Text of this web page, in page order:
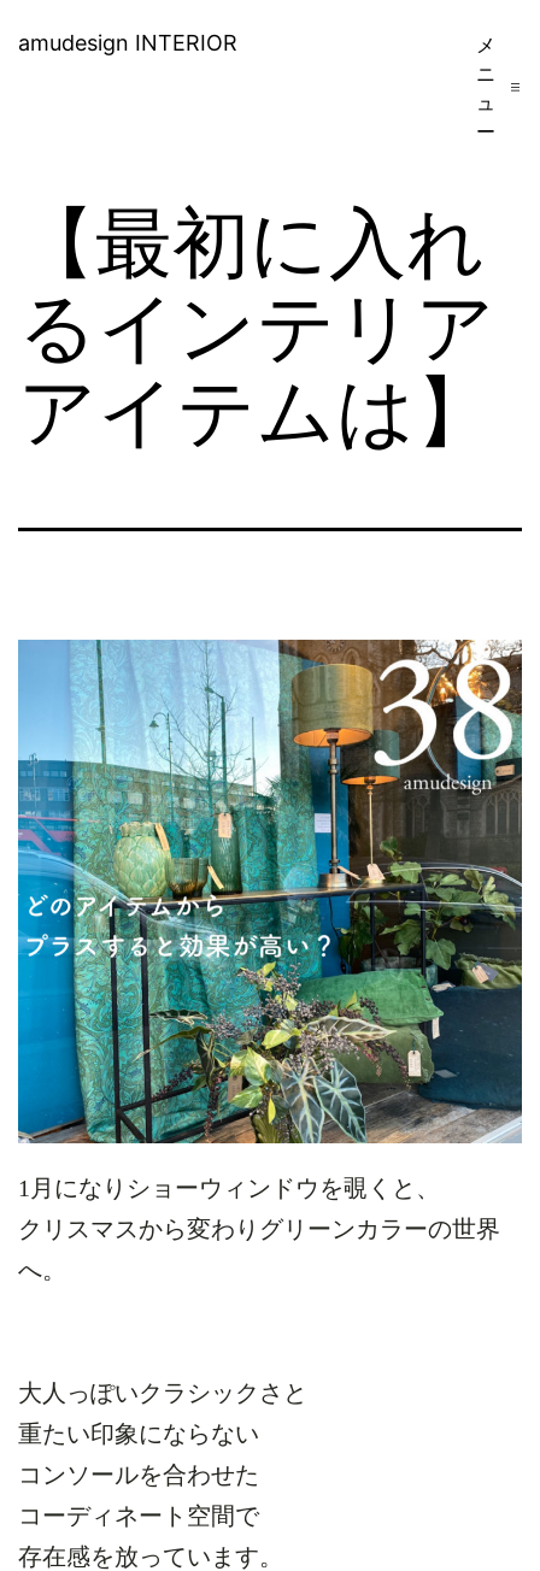
amudesign INTERIOR
メ
ニ
ュ
ー
【最初に入れ
るインテリア
アイテムは】
1月になりショーウィンドウを覗くと、
クリスマスから変わりグリーンカラーの世界
へ。
大人っぽいクラシックさと
重たい印象にならない
コンソールを合わせた
コーディネート空間で
存在感を放っています。